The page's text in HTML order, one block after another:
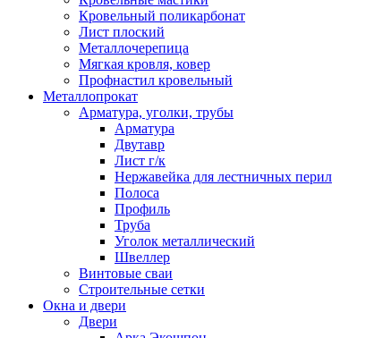
Кровельный поликарбонат
Лист плоский
Металлочерепица
Мягкая кровля, ковер
Профнастил кровельный
Металлопрокат
Арматура, уголки, трубы
Арматура
Двутавр
Лист г/к
Нержавейка для лестничных перил
Полоса
Профиль
Труба
Уголок металлический
Швеллер
Винтовые сваи
Строительные сетки
Окна и двери
Двери